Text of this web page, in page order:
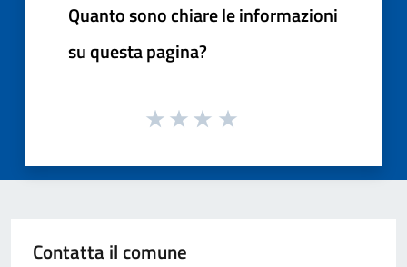
Quanto sono chiare le informazioni
su questa pagina?
Contatta il comune